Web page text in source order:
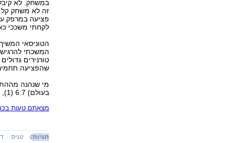
במשחק. לא
זה לא משחק
פציעה במרפק
לקחתי משככי
הטוניסאי
המשכתי
טורנירים
שהפציעה
בעולם) 6:7 (1), 2:6 בשמינית הגמר והדיח את הישראלי מהטורניר.
מצאתם טעות
תגיות: טניס